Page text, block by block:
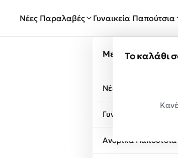
Νέες Παραλαβές
Γυναικεία Παπούτσια
Μενού
Νέες Παραλαβές
Γυναικεία Παπούτσια
Ανδρικά Παπούτσια
Το καλάθι